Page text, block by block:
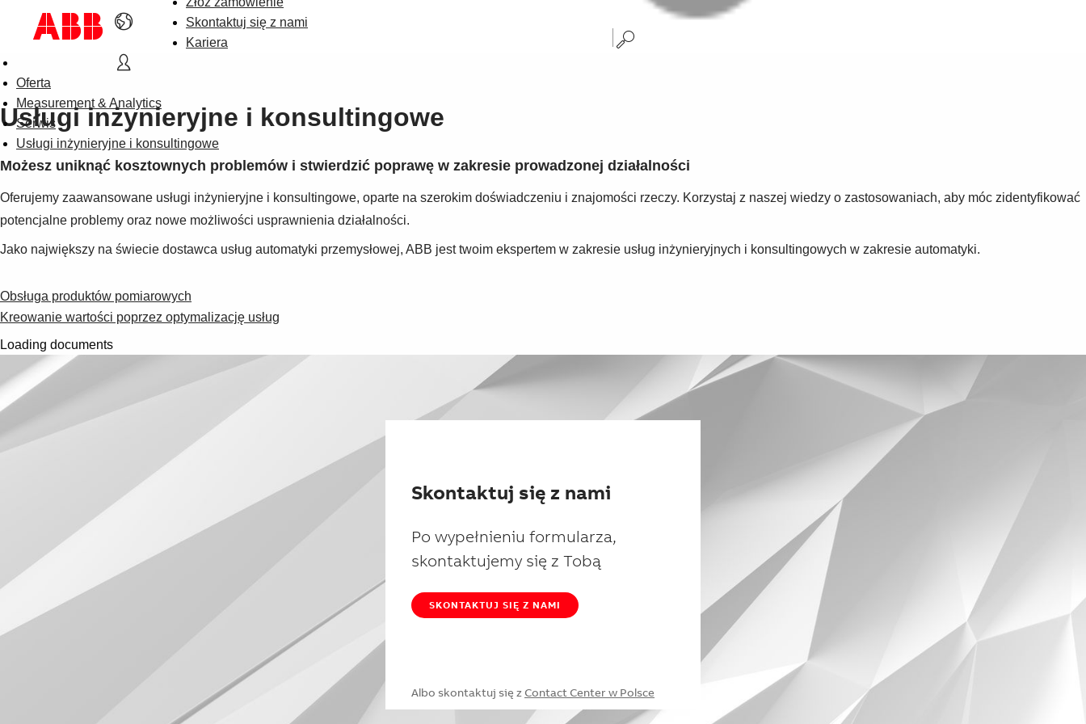
Skontaktuj się z nami
Kariera
Oferta
Measurement & Analytics
Serwis
Usługi inżynieryjne i konsultingowe
Usługi inżynieryjne i konsultingowe
Możesz uniknąć kosztownych problemów i stwierdzić poprawę w zakresie prowadzonej działalności
Oferujemy zaawansowane usługi inżynieryjne i konsultingowe, oparte na szerokim doświadczeniu i znajomości rzeczy. Korzystaj z naszej wiedzy o zastosowaniach, aby móc zidentyfikować
potencjalne problemy oraz nowe możliwości usprawnienia działalności.
Jako największy na świecie dostawca usług automatyki przemysłowej, ABB jest twoim ekspertem w zakresie usług inżynieryjnych i konsultingowych w zakresie automatyki.
Obsługa produktów pomiarowych
Kreowanie wartości poprzez optymalizację usług
Loading documents
Skontaktuj się z nami
Po wypełnieniu formularza,
skontaktujemy się z Tobą
SKONTAKTUJ SIĘ Z NAMI
Albo skontaktuj się z Contact Center w Polsce